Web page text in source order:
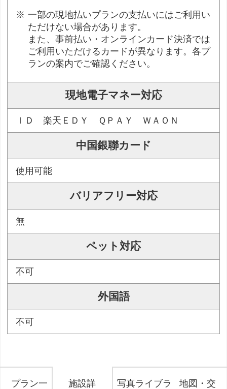
一部の現地払いプランの支払いにはご利用い
ただけない場合があります。
また、事前払い・オンラインカード決済では
ご利用いただけるカードが異なります。各プ
ランの案内でご確認ください。
現地電子マネー対応
ＩＤ 楽天ＥＤＹ ＱＰＡＹ ＷＡＯＮ
中国銀聯カード
使用可能
バリアフリー対応
無
ペット対応
不可
外国語
不可
プラン一
施設詳
写真ライブラ
地図・交